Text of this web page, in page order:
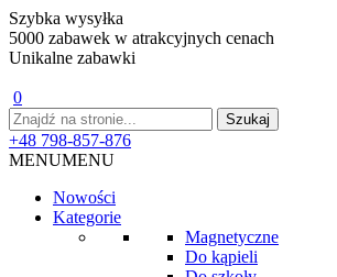
Szybka wysyłka
5000 zabawek w atrakcyjnych cenach
Unikalne zabawki
0
+48 798-857-876
MENUMENU
Nowości
Kategorie
Magnetyczne
Do kąpieli